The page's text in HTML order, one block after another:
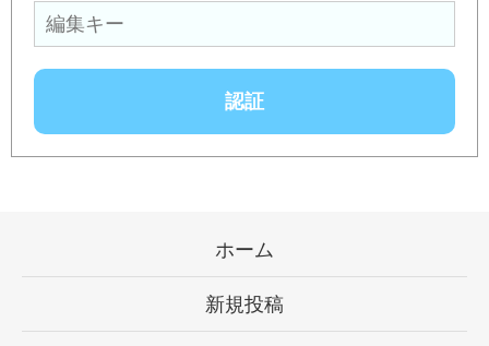
ホーム
新規投稿